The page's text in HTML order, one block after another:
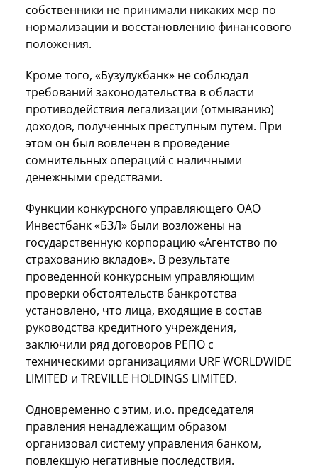
собственники не принимали никаких мер по
нормализации и восстановлению финансового
положения.
Кроме того, «Бузулукбанк» не соблюдал
требований законодательства в области
противодействия легализации (отмыванию)
доходов, полученных преступным путем. При
этом он был вовлечен в проведение
сомнительных операций с наличными
денежными средствами.
Функции конкурсного управляющего ОАО
Инвестбанк «БЗЛ» были возложены на
государственную корпорацию «Агентство по
страхованию вкладов». В результате
проведенной конкурсным управляющим
проверки обстоятельств банкротства
установлено, что лица, входящие в состав
руководства кредитного учреждения,
заключили ряд договоров РЕПО с
техническими организациями URF WORLDWIDE
LIMITED и TREVILLE HOLDINGS LIMITED.
Одновременно с этим, и.о. председателя
правления ненадлежащим образом
организовал систему управления банком,
повлекшую негативные последствия.